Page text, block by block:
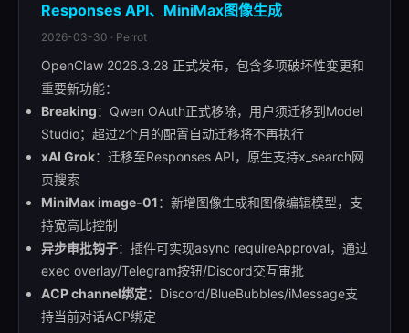
Responses API、MiniMax图像生成
2026-03-30 · Perrot
OpenClaw 2026.3.28 正式发布，包含多项破坏性变更和
重要新功能：
Breaking：Qwen OAuth正式移除，用户须迁移到Model
Studio；超过2个月的配置自动迁移将不再执行
xAI Grok：迁移至Responses API，原生支持x_search网
页搜索
MiniMax image-01：新增图像生成和图像编辑模型，支
持宽高比控制
异步审批钩子：插件可实现async requireApproval，通过
exec overlay/Telegram按钮/Discord交互审批
ACP channel绑定：Discord/BlueBubbles/iMessage支
持当前对话ACP绑定